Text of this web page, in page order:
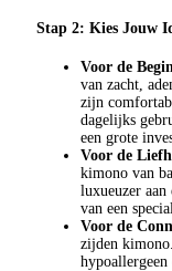
Stap 2: Kies Jouw
Voor de
van zacht,
zijn
dagelijks
een grote
Voor de
kimono van
luxueuzer aan
van een
Voor de
zijden